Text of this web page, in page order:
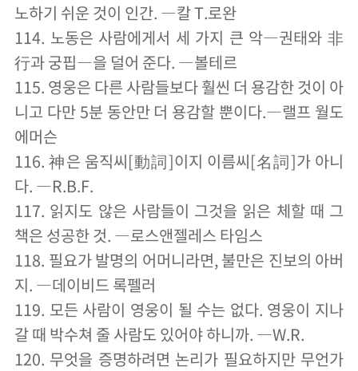
노하기 쉬운 것이 인간. ―칼 T.로완
114. 노동은 사람에게서 세 가지 큰 악―권태와 非
行과 궁핍―을 덜어 준다. ―볼테르
115. 영웅은 다른 사람들보다 훨씬 더 용감한 것이 아
니고 다만 5분 동안만 더 용감할 뿐이다.―랠프 월도
에머슨
116. 神은 움직씨[動詞]이지 이름씨[名詞]가 아니
다. ―R.B.F.
117. 읽지도 않은 사람들이 그것을 읽은 체할 때 그
책은 성공한 것. ―로스앤젤레스 타임스
118. 필요가 발명의 어머니라면, 불만은 진보의 아버
지. ―데이비드 록펠러
119. 모든 사람이 영웅이 될 수는 없다. 영웅이 지나
갈 때 박수쳐 줄 사람도 있어야 하니까. ―W.R.
120. 무엇을 증명하려면 논리가 필요하지만 무언가